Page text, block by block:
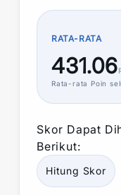
RATA-RATA
431.06
Rata-rata Poin
Skor Dapat
Berikut:
Hitung Skor